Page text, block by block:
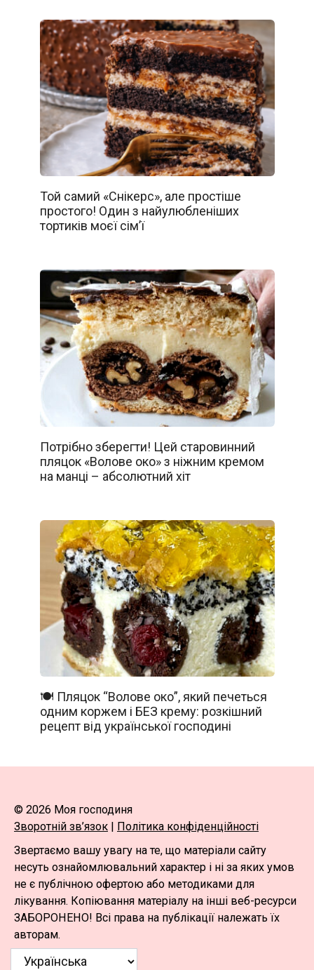
Той самий «Снікерс», але простіше
простого! Один з найулюбленіших
тортиків моєї сім’ї
Потрібно зберегти! Цей старовинний
пляцок «Волове око» з ніжним кремом
на манці – абсолютний хіт
🍽️ Пляцок “Волове око”, який печеться
одним коржем і БЕЗ крему: розкішний
рецепт від української господині
© 2026 Моя господиня
Зворотній зв’язок
Політика конфіденційності
Звертаємо вашу увагу на те, що матеріали сайту
несуть ознайомлювальний характер і ні за яких умов
не є публічною офертою або методиками для
лікування. Копіювання матеріалу на інші веб-ресурси
ЗАБОРОНЕНО! Всі права на публікації належать їх
авторам.